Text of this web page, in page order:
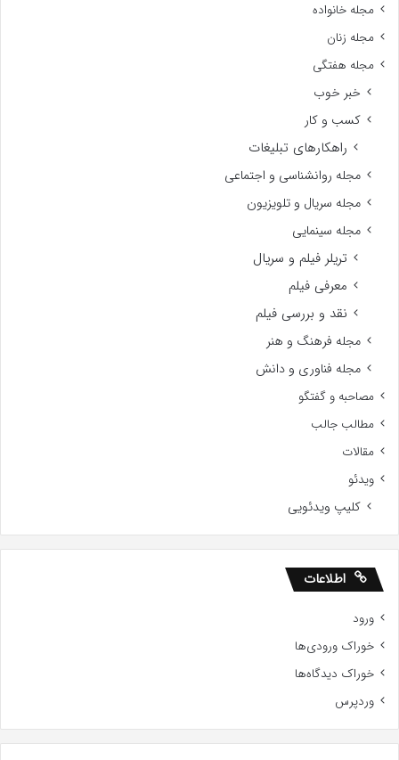
مجله خانواده
مجله زنان
مجله هفتگی
خبر خوب
کسب و کار
راهکارهای تبلیغات
مجله روانشناسی و اجتماعی
مجله سریال و تلویزیون
مجله سینمایی
تریلر فیلم و سریال
معرفی فیلم
نقد و بررسی فیلم
مجله فرهنگ و هنر
مجله فناوری و دانش
مصاحبه و گفتگو
مطالب جالب
مقالات
ویدئو
کلیپ ویدئویی
اطلاعات
ورود
خوراک ورودی‌ها
خوراک دیدگاه‌ها
وردپرس